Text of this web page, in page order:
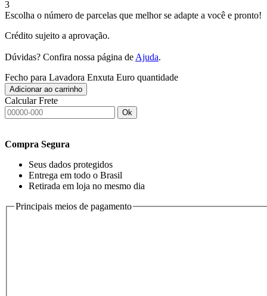
3
Escolha o número de parcelas que melhor se adapte a você e pronto!
Crédito sujeito a aprovação.
Dúvidas? Confira nossa página deAjuda.
Fecho para Lavadora Enxuta Euro quantidade
Adicionar ao carrinho
Calcular Frete
Ok
Compra Segura
Seus dados protegidos
Entrega em todo o Brasil
Retirada em loja no mesmo dia
Principais meios de pagamento